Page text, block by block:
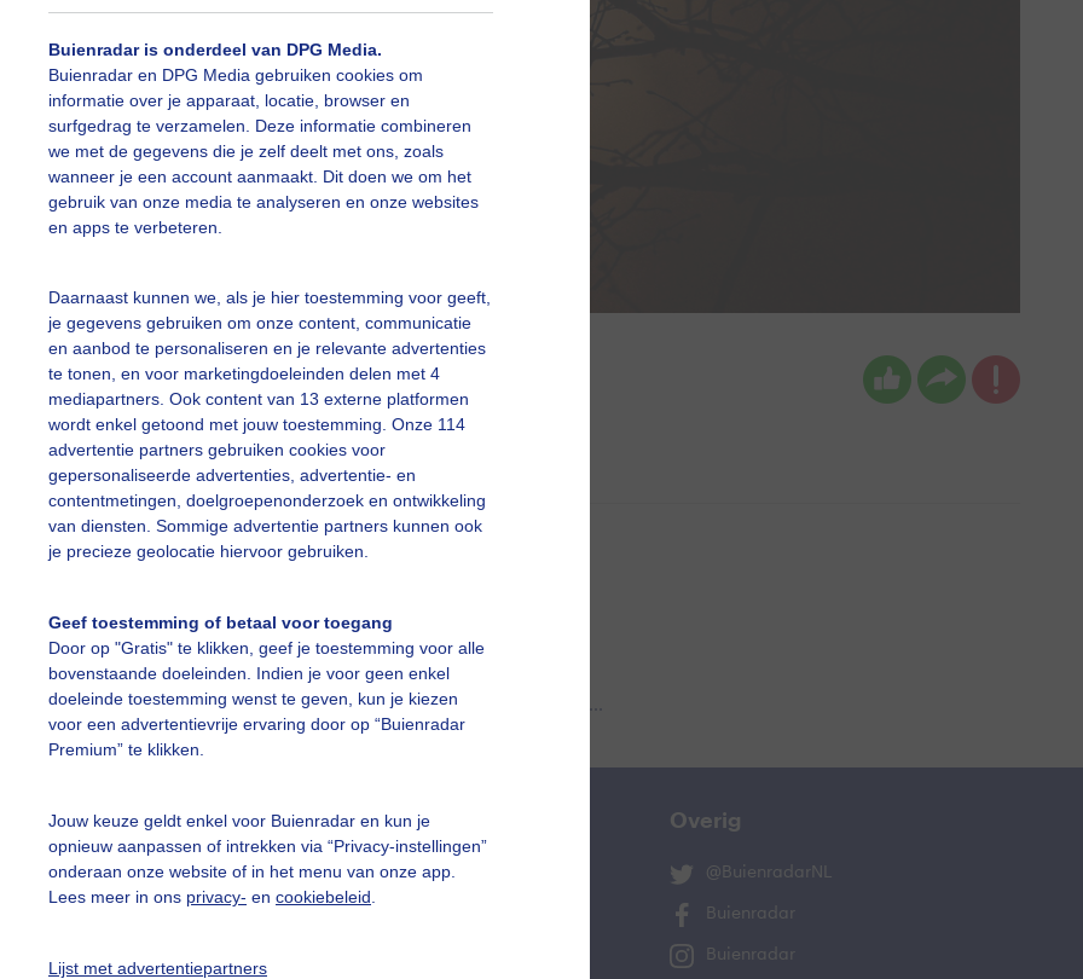
Buienradar is onderdeel van DPG Media.
Buienradar en DPG Media gebruiken cookies om
informatie over je apparaat, locatie, browser en
surfgedrag te verzamelen. Deze informatie combineren
we met de gegevens die je zelf deelt met ons, zoals
wanneer je een account aanmaakt. Dit doen we om het
gebruik van onze media te analyseren en onze websites
en apps te verbeteren.
Daarnaast kunnen we, als je hier toestemming voor geeft,
je gegevens gebruiken om onze content, communicatie
en aanbod te personaliseren en je relevante advertenties
te tonen, en voor marketingdoeleinden delen met 4
mediapartners. Ook content van 13 externe platformen
wordt enkel getoond met jouw toestemming. Onze 114
advertentie partners gebruiken cookies voor
gepersonaliseerde advertenties, advertentie- en
contentmetingen, doelgroepenonderzoek en ontwikkeling
van diensten. Sommige advertentie partners kunnen ook
je precieze geolocatie hiervoor gebruiken.
Geef toestemming of betaal voor toegang
Door op "Gratis" te klikken, geef je toestemming voor alle
bovenstaande doeleinden. Indien je voor geen enkel
doeleinde toestemming wenst te geven, kun je kiezen
voor een advertentievrije ervaring door op “Buienradar
Premium” te klikken.
Jouw keuze geldt enkel voor Buienradar en kun je
opnieuw aanpassen of intrekken via “Privacy-instellingen”
onderaan onze website of in het menu van onze app.
Lees meer in ons privacy- en cookiebeleid
Lijst met advertentiepartners
Maan.... en ja, hij schijnt door de bomen.. ;)
Jetty Roedema Gemaakt: 05-11-2025, 84x bekeken
#bomen #donker
slideshow
Een moment geduld aub...
vragen
Mijn weer
De Bilt
Overig
@BuienradarNL
Buienradar
Buienradar